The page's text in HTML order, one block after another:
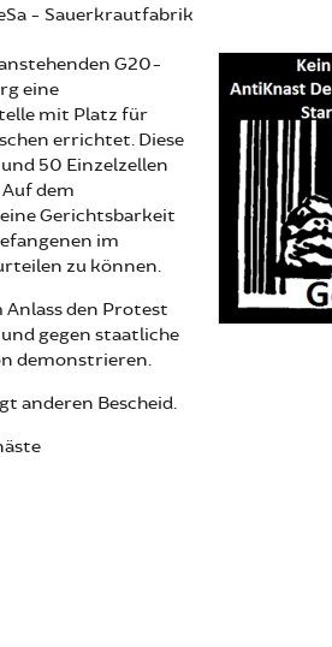
- Sauerkrautfabrik
G20-
eine
mit Platz für
errichtet. Diese
50 Einzelzellen
dem
Gerichtsbarkeit
im
zu können.
Anlass den Protest
gegen staatliche
demonstrieren.
anderen Bescheid.